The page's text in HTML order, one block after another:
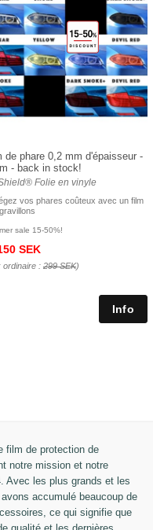
de phare 0,2 mm d'épaisseur -
- back in stock!
Folie en vinyle
vos phares coûteux avec un film
sale 15-50%!
SEK
ordinaire : 299 SEK)
film de protection de
notre mission et notre
Avec les plus grands et les
accumulé beaucoup de
ce qui signifie que